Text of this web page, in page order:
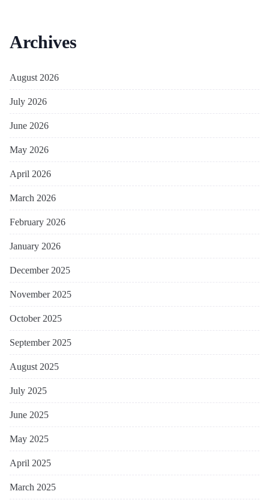
Archives
August 2026
July 2026
June 2026
May 2026
April 2026
March 2026
February 2026
January 2026
December 2025
November 2025
October 2025
September 2025
August 2025
July 2025
June 2025
May 2025
April 2025
March 2025